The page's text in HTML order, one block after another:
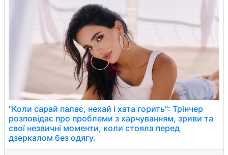
"Коли сарай палає, нехай і хата горить": Трінчер
розповідає про проблеми з харчуванням, зриви та
свої незвичні моменти, коли стояла перед
дзеркалом без одягу.